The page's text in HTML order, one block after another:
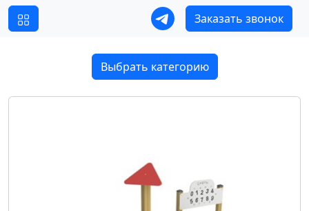
Заказать звонок
Выбрать категорию